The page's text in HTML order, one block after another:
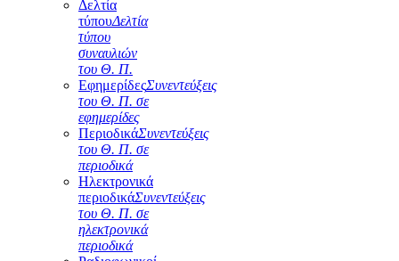
Δελτία
τύπουΔελτία
τύπου
συναυλιών
του Θ. Π.
ΕφημερίδεςΣυνεντεύξεις
του Θ. Π. σε
εφημερίδες
ΠεριοδικάΣυνεντεύξεις
του Θ. Π. σε
περιοδικά
Ηλεκτρονικά
περιοδικάΣυνεντεύξεις
του Θ. Π. σε
ηλεκτρονικά
περιοδικά